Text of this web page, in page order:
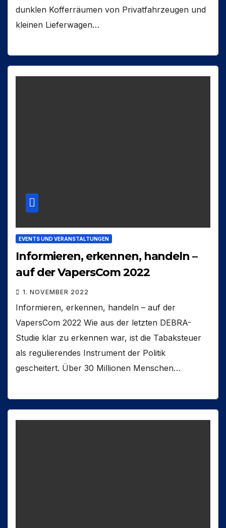
dunklen Kofferräumen von Privatfahrzeugen und
kleinen Lieferwagen…
EVENTS UND VERANSTALTUNGEN
Informieren, erkennen, handeln –
auf der VapersCom 2022
1. NOVEMBER 2022
Informieren, erkennen, handeln – auf der
VapersCom 2022 Wie aus der letzten DEBRA-
Studie klar zu erkennen war, ist die Tabaksteuer
als regulierendes Instrument der Politik
gescheitert. Über 30 Millionen Menschen…